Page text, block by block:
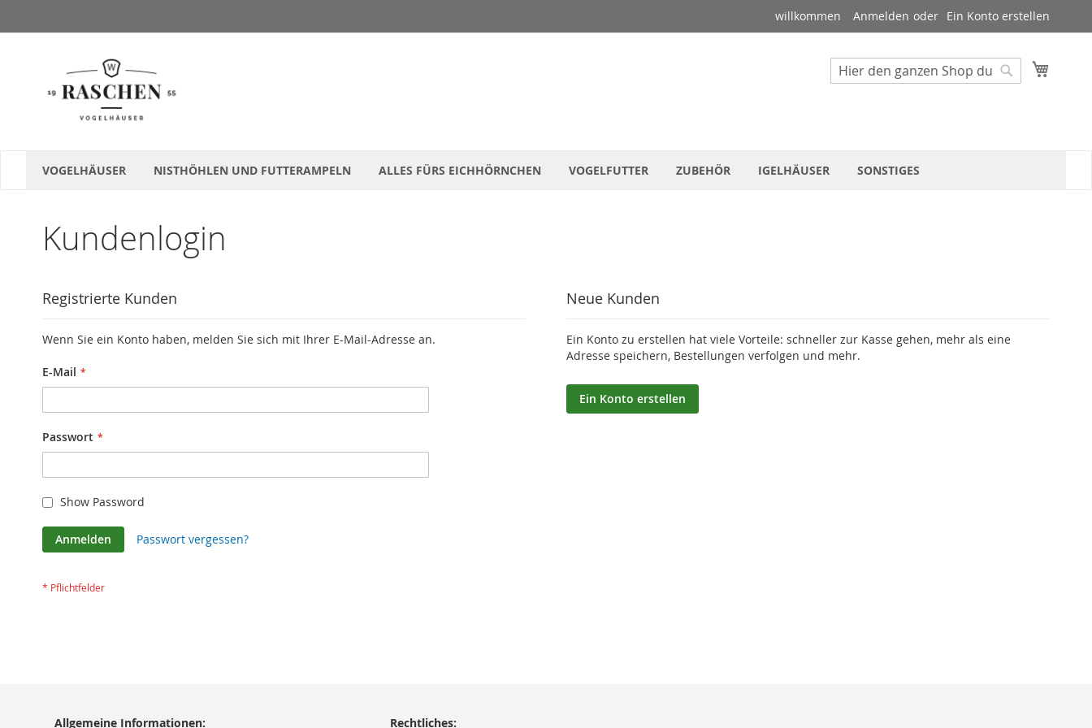
zum
willkommen Anmelden Ein Konto erstellen
Suche
Suche
VOGELHÄUSER NISTHÖHLEN UND FUTTERAMPELN ALLES FÜRS EICHHÖRNCHEN VOGELFUTTER ZUBEHÖR IGELHÄUSER SONSTIGES
Kundenlogin
Registrierte Kunden
Wenn Sie ein Konto haben, melden Sie sich mit Ihrer E-Mail-Adresse an.
E-Mail
Passwort
Show Password
Anmelden Passwort vergessen?
Neue Kunden
Ein Konto zu erstellen hat viele Vorteile: schneller zur Kasse gehen, mehr als eine
Adresse speichern, Bestellungen verfolgen und mehr.
Ein Konto erstellen
Allgemeine Informationen: Rechtliches: